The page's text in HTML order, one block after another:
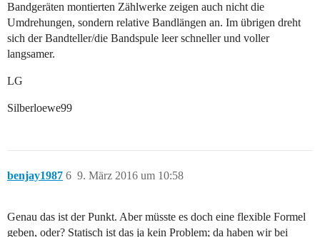
Bandgeräten montierten Zählwerke zeigen auch nicht die
Umdrehungen, sondern relative Bandlängen an. Im übrigen dreht
sich der Bandteller/die Bandspule leer schneller und voller
langsamer.
LG
Silberloewe99
benjay1987 9. März 2016 um 10:58
6
Genau das ist der Punkt. Aber müsste es doch eine flexible Formel
geben, oder? Statisch ist das ja kein Problem; da haben wir bei